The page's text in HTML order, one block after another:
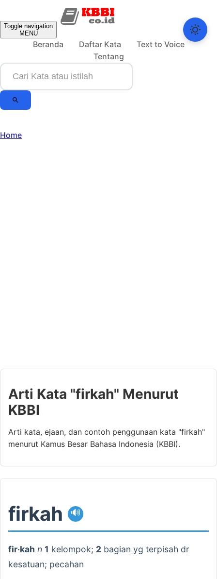
Toggle navigation
MENU
Beranda Daftar Kata
Text to Voice
Tentang
Home
Arti Kata "firkah" Menurut
KBBI
Arti kata, ejaan, dan contoh penggunaan kata "firkah"
menurut Kamus Besar Bahasa Indonesia (KBBI).
firkah 🔊
fir·kah n 1 kelompok; 2 bagian yg terpisah dr
kesatuan; pecahan